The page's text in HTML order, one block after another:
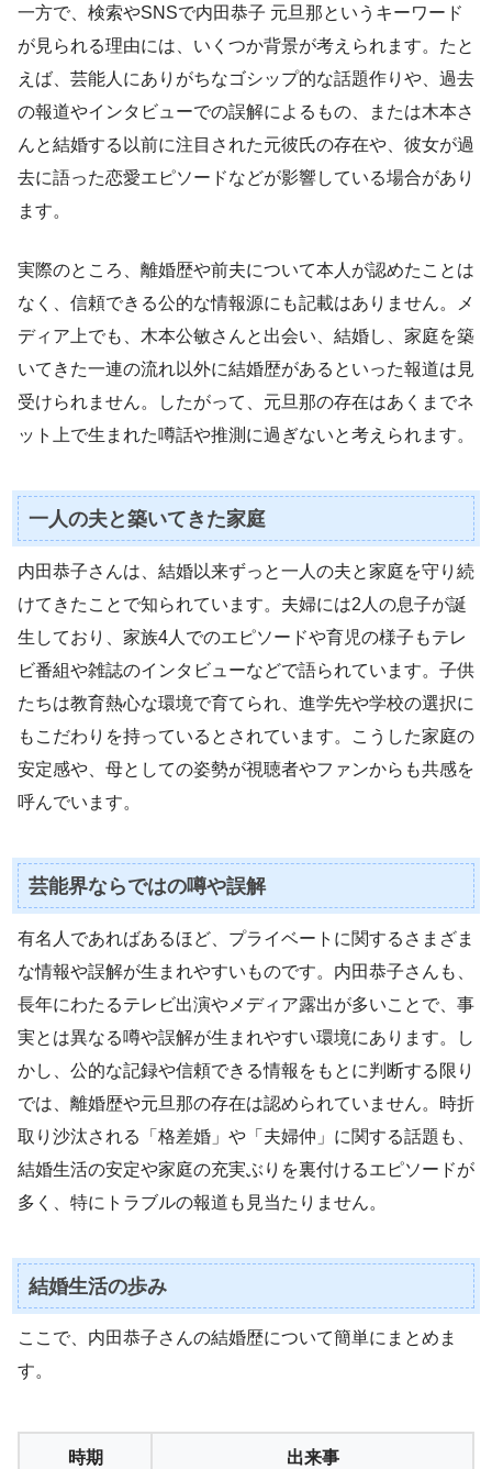
一方で、検索やSNSで内田恭子 元旦那というキーワード
が見られる理由には、いくつか背景が考えられます。たと
えば、芸能人にありがちなゴシップ的な話題作りや、過去
の報道やインタビューでの誤解によるもの、または木本さ
んと結婚する以前に注目された元彼氏の存在や、彼女が過
去に語った恋愛エピソードなどが影響している場合があり
ます。
実際のところ、離婚歴や前夫について本人が認めたことは
なく、信頼できる公的な情報源にも記載はありません。メ
ディア上でも、木本公敏さんと出会い、結婚し、家庭を築
いてきた一連の流れ以外に結婚歴があるといった報道は見
受けられません。したがって、元旦那の存在はあくまでネ
ット上で生まれた噂話や推測に過ぎないと考えられます。
一人の夫と築いてきた家庭
内田恭子さんは、結婚以来ずっと一人の夫と家庭を守り続
けてきたことで知られています。夫婦には2人の息子が誕
生しており、家族4人でのエピソードや育児の様子もテレ
ビ番組や雑誌のインタビューなどで語られています。子供
たちは教育熱心な環境で育てられ、進学先や学校の選択に
もこだわりを持っているとされています。こうした家庭の
安定感や、母としての姿勢が視聴者やファンからも共感を
呼んでいます。
芸能界ならではの噂や誤解
有名人であればあるほど、プライベートに関するさまざま
な情報や誤解が生まれやすいものです。内田恭子さんも、
長年にわたるテレビ出演やメディア露出が多いことで、事
実とは異なる噂や誤解が生まれやすい環境にあります。し
かし、公的な記録や信頼できる情報をもとに判断する限り
では、離婚歴や元旦那の存在は認められていません。時折
取り沙汰される「格差婚」や「夫婦仲」に関する話題も、
結婚生活の安定や家庭の充実ぶりを裏付けるエピソードが
多く、特にトラブルの報道も見当たりません。
結婚生活の歩み
ここで、内田恭子さんの結婚歴について簡単にまとめま
す。
時期 出来事